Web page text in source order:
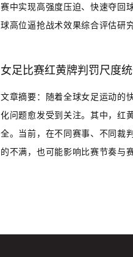
赛中实现高强度压迫、快速夺回
球高位逼抢战术效果综合评估研
女足比赛红黄牌判罚尺度
文章摘要：随着全球女足运动的
化问题愈发受到关注。其中，红
全。当前，在不同赛事、不同裁
的不满，也可能影响比赛节奏与